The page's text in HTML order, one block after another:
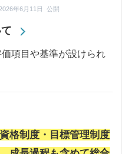
2026年6月11日 公開
項目や基準が設けられ
格制度・目標管理制度